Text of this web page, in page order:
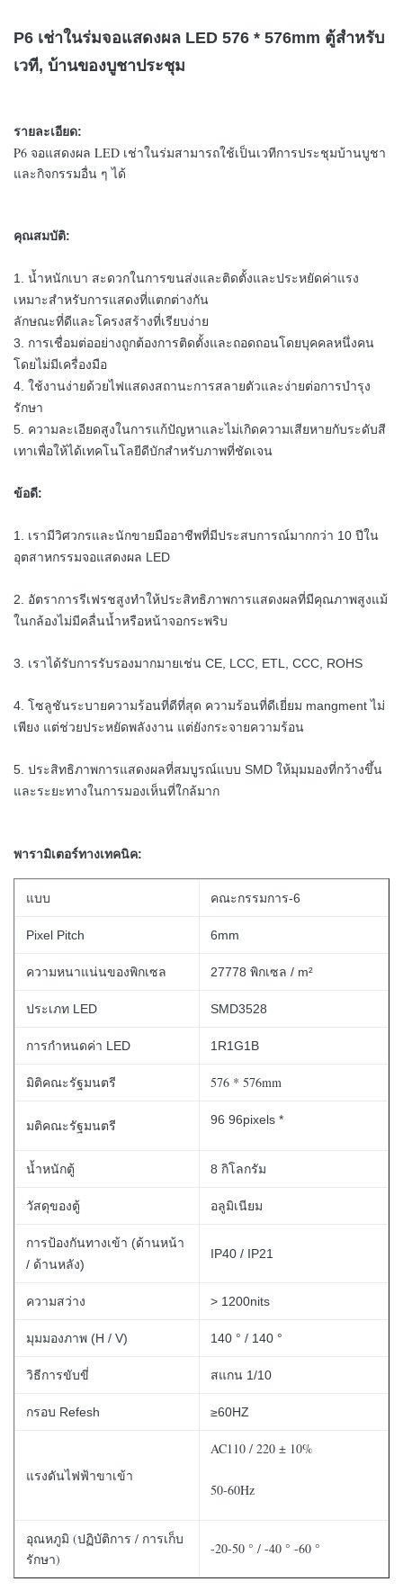
P6 เช่าในร่มจอแสดงผล LED 576 * 576mm ตู้สำหรับ
เวที, บ้านของบูชาประชุม
รายละเอียด:
P6 จอแสดงผล LED เช่าในร่มสามารถใช้เป็นเวทีการประชุมบ้านบูชา
และกิจกรรมอื่น ๆ ได้
คุณสมบัติ:
1. น้ำหนักเบา สะดวกในการขนส่งและติดตั้งและประหยัดค่าแรง
เหมาะสำหรับการแสดงที่แตกต่างกัน
ลักษณะที่ดีและโครงสร้างที่เรียบง่าย
3. การเชื่อมต่ออย่างถูกต้องการติดตั้งและถอดถอนโดยบุคคลหนึ่งคน
โดยไม่มีเครื่องมือ
4. ใช้งานง่ายด้วยไฟแสดงสถานะการสลายตัวและง่ายต่อการบำรุง
รักษา
5. ความละเอียดสูงในการแก้ปัญหาและไม่เกิดความเสียหายกับระดับสี
เทาเพื่อให้ได้เทคโนโลยีดีบักสำหรับภาพที่ชัดเจน
ข้อดี:
1. เรามีวิศวกรและนักขายมืออาชีพที่มีประสบการณ์มากกว่า 10 ปีใน
อุตสาหกรรมจอแสดงผล LED
2. อัตราการรีเฟรชสูงทำให้ประสิทธิภาพการแสดงผลที่มีคุณภาพสูงแม้
ในกล้องไม่มีคลื่นน้ำหรือหน้าจอกระพริบ
3. เราได้รับการรับรองมากมายเช่น CE, LCC, ETL, CCC, ROHS
4. โซลูชันระบายความร้อนที่ดีที่สุด ความร้อนที่ดีเยี่ยม mangment ไม่
เพียง แต่ช่วยประหยัดพลังงาน แต่ยังกระจายความร้อน
5. ประสิทธิภาพการแสดงผลที่สมบูรณ์แบบ SMD ให้มุมมองที่กว้างขึ้น
และระยะทางในการมองเห็นที่ใกล้มาก
พารามิเตอร์ทางเทคนิค:
แบบ คณะกรรมการ-6
Pixel Pitch 6mm
ความหนาแน่นของพิกเซล 27778 พิกเซล / m²
ประเภท LED SMD3528
การกำหนดค่า LED 1R1G1B
มิติคณะรัฐมนตรี 576 * 576mm
มติคณะรัฐมนตรี 96 96pixels *
น้ำหนักตู้ 8 กิโลกรัม
วัสดุของตู้ อลูมิเนียม
การป้องกันทางเข้า (ด้านหน้า
/ ด้านหลัง)
IP40 / IP21
ความสว่าง > 1200nits
มุมมองภาพ (H / V) 140 ° / 140 °
วิธีการขับขี่ สแกน 1/10
กรอบ Refesh ≥60HZ
แรงดันไฟฟ้าขาเข้า
AC110 / 220 ± 10%
50-60Hz
อุณหภูมิ (ปฏิบัติการ / การเก็บ
รักษา)
-20-50 ° / -40 ° -60 °